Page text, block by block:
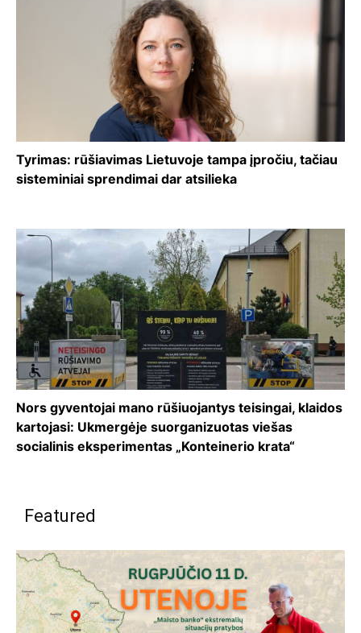
Tyrimas: rūšiavimas Lietuvoje tampa įpročiu, tačiau
sisteminiai sprendimai dar atsilieka
Nors gyventojai mano rūšiuojantys teisingai, klaidos
kartojasi: Ukmergėje suorganizuotas viešas
socialinis eksperimentas „Konteinerio krata“
Featured